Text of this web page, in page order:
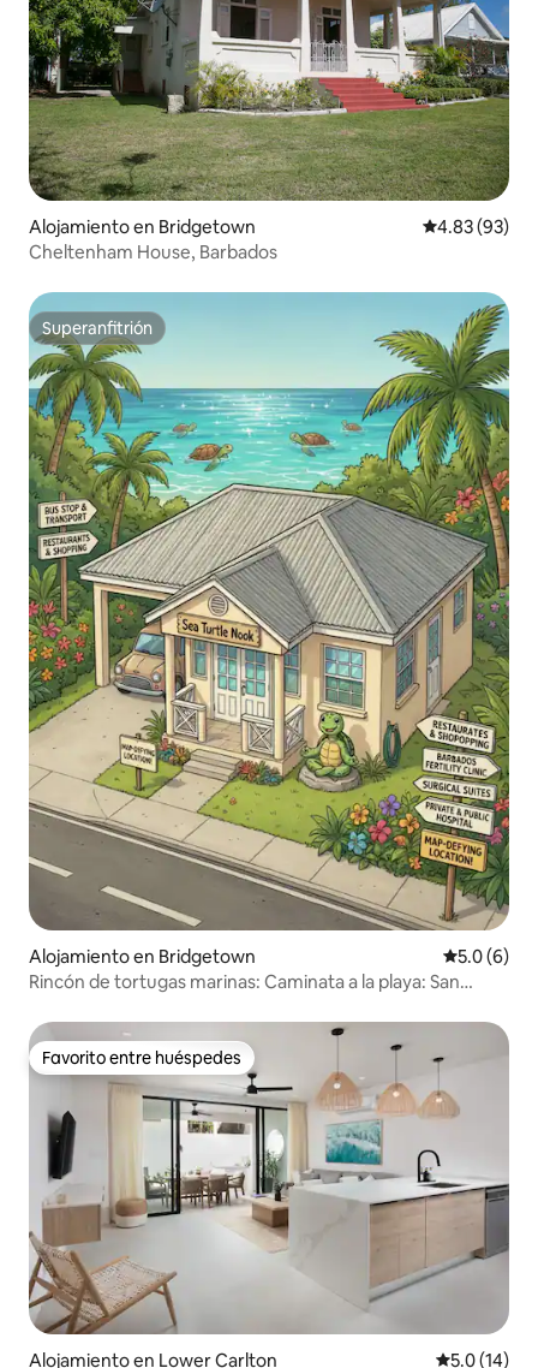
Alojamiento en Bridgetown Calificación
4.83 (93)
Cheltenham House, Barbados
Superanfitrión
Superanfitrión
Alojamiento en Bridgetown
5.0 (6)
Rincón de tortugas marinas: Caminata a la playa: San
Favorito entre huéspedes
Favorito entre huéspedes
Alojamiento en Lower Carlton Calificación
5.0 (14)